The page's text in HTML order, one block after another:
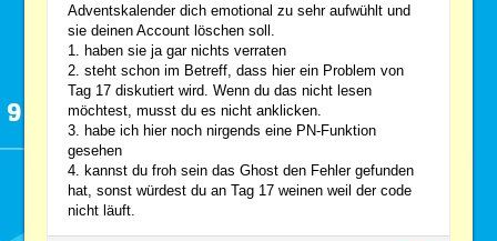
Adventskalender dich emotional zu sehr aufwühlt und
sie deinen Account löschen soll.
1. haben sie ja gar nichts verraten
2. steht schon im Betreff, dass hier ein Problem von
Tag 17 diskutiert wird. Wenn du das nicht lesen
möchtest, musst du es nicht anklicken.
3. habe ich hier noch nirgends eine PN-Funktion
gesehen
4. kannst du froh sein das Ghost den Fehler gefunden
hat, sonst würdest du an Tag 17 weinen weil der code
nicht läuft.